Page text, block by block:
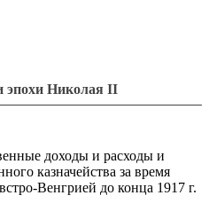
эпохи Николая II
доходы и расходы и
казначейства за время
Венгрией до конца 1917 г.